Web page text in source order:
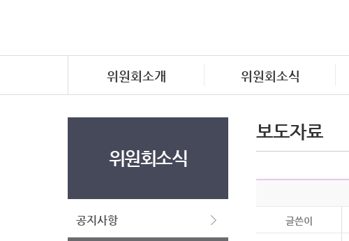
위원회소개 위원회소식
위원회소식
공지사항
보도자료
글쓴이